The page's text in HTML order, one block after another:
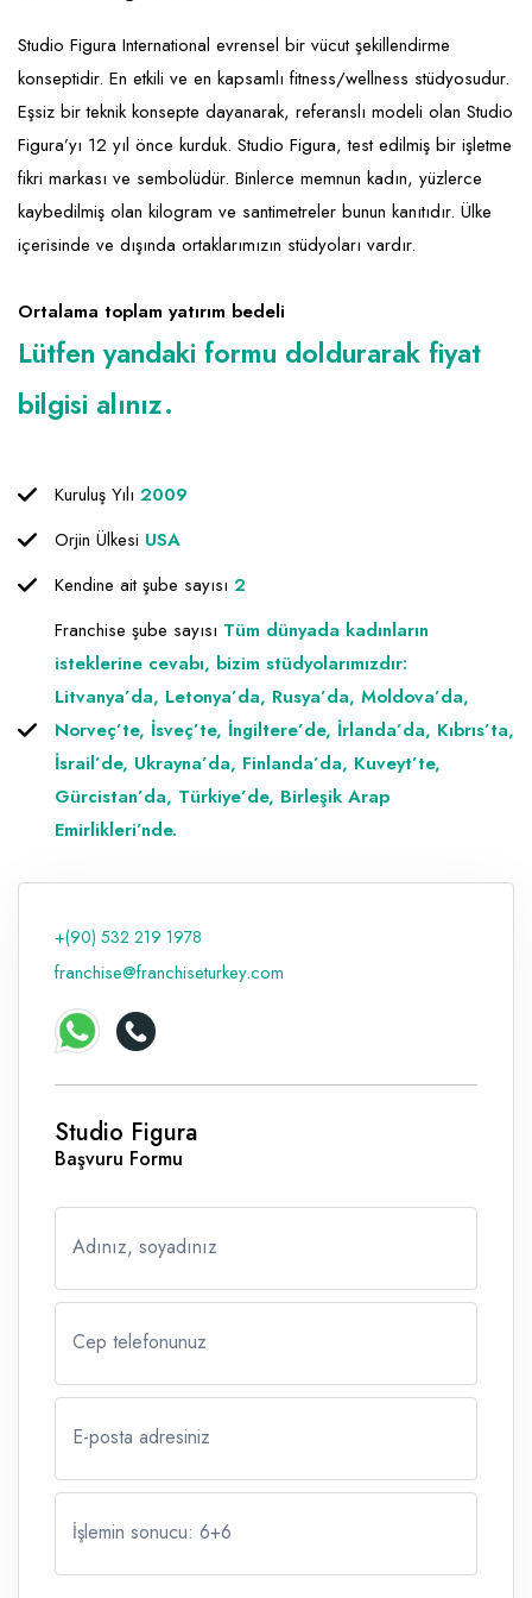
Ev Hizmetleri
Sağlık Güzellik
Turizm - Eğlence
Market FMGC - Katlı Mağaza
Mobilya ve Ev Tekstili
Oyuncak ve Hediyelik
Takı
Yapı Malzemesi - Hırdavat
Gayrimenkul
Gıda ve Sarf Malzemeleri
Güvenlik - Temizlik
Giyim - Aksesuar
Hukuk - Marka - Patent ve Tercüme
Lojistik - Kargo ve Kurye
Matbaa - Fotoğraf
Proje - İnşaat ve Tesisat
Raf ve Depo Sistemleri
Reklam - Tanıtım - PR ve İnternet
Seyahat - Rent A Car
Tabela - Dijital Baskı
Studio Figura International evrensel bir vücut şekillendirme
konseptidir. En etkili ve en kapsamlı fitness/wellness stüdyosudur.
Eşsiz bir teknik konsepte dayanarak, referanslı modeli olan Studio
Figura’yı 12 yıl önce kurduk. Studio Figura, test edilmiş bir işletme
fikri markası ve sembolüdür. Binlerce memnun kadın, yüzlerce
kaybedilmiş olan kilogram ve santimetreler bunun kanıtıdır. Ülke
içerisinde ve dışında ortaklarımızın stüdyoları vardır.
Ortalama toplam yatırım bedeli
Lütfen yandaki formu doldurarak fiyat
bilgisi alınız.
Kuruluş Yılı 2009
Orjin Ülkesi USA
Kendine ait şube sayısı 2
Franchise şube sayısı Tüm dünyada kadınların
isteklerine cevabı, bizim stüdyolarımızdır:
Litvanya’da, Letonya’da, Rusya’da, Moldova’da,
Norveç’te, İsveç’te, İngiltere’de, İrlanda’da, Kıbrıs’ta,
İsrail’de, Ukrayna’da, Finlanda’da, Kuveyt’te,
Gürcistan’da, Türkiye’de, Birleşik Arap
Emirlikleri’nde.
+(90) 532 219 1978
franchise@franchiseturkey.com
Studio Figura
Başvuru Formu
Adınız, soyadınız
Cep telefonunuz
E-posta adresiniz
İşlemin sonucu: 6+6